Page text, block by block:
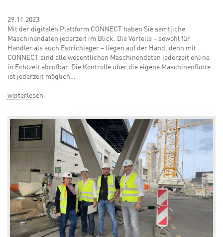
29.11.2023
Mit der digitalen Plattform CONNECT haben Sie sämtliche
Maschinendaten jederzeit im Blick. Die Vorteile – sowohl für
Händler als auch Estrichleger – liegen auf der Hand, denn mit
CONNECT sind alle wesentlichen Maschinendaten jederzeit online
in Echtzeit abrufbar. Die Kontrolle über die eigene Maschinenflotte
ist jederzeit möglich…
weiterlesen